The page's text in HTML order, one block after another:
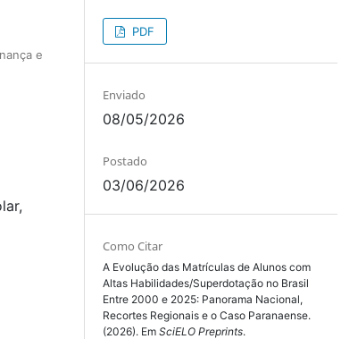
e
PDF
Enviado
08/05/2026
Postado
03/06/2026
Como Citar
A Evolução das Matrículas de Alunos com
Altas Habilidades/Superdotação no Brasil
Entre 2000 e 2025: Panorama Nacional,
Recortes Regionais e o Caso Paranaense.
(2026). EmSciELO Preprints.